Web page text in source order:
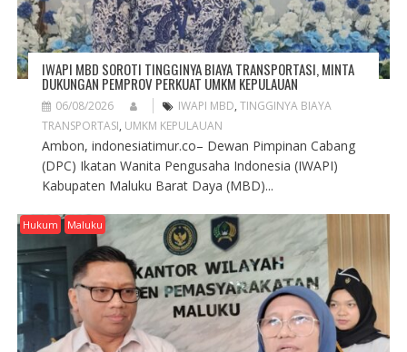
IWAPI MBD SOROTI TINGGINYA BIAYA TRANSPORTASI, MINTA
DUKUNGAN PEMPROV PERKUAT UMKM KEPULAUAN
06/08/2026 IWAPI MBD, TINGGINYA BIAYA
TRANSPORTASI, UMKM KEPULAUAN
Ambon, indonesiatimur.co– Dewan Pimpinan Cabang
(DPC) Ikatan Wanita Pengusaha Indonesia (IWAPI)
Kabupaten Maluku Barat Daya (MBD)...
Hukum Maluku